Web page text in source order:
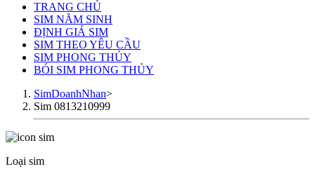
TRANG CHỦ
SIM NĂM SINH
ĐỊNH GIÁ SIM
SIM THEO YÊU CẦU
SIM PHONG THỦY
BÓI SIM PHONG THỦY
SimDoanhNhan>
Sim 0813210999
Loại sim